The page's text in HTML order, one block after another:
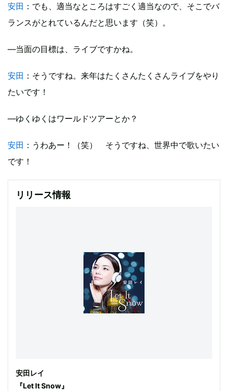
安田 ：でも、適当なところはすごく適当なので、そこでバ
ランスがとれているんだと思います（笑）。
―当面の目標は、ライブですかね。
安田 ：そうですね。来年はたくさんたくさんライブをやり
たいです！
―ゆくゆくはワールドツアーとか？
安田 ：うわあー！（笑） そうですね、世界中で歌いたい
です！
リリース情報
安田レイ
『Let It Snow』